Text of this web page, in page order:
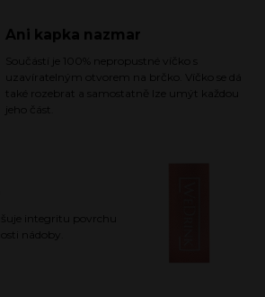
Ani kapka nazmar
Součástí je 100% nepropustné víčko s
uzavíratelným otvorem na brčko. Víčko se dá
také rozebrat a samostatně lze umýt každou
jeho část.
integritu povrchu
nádoby.